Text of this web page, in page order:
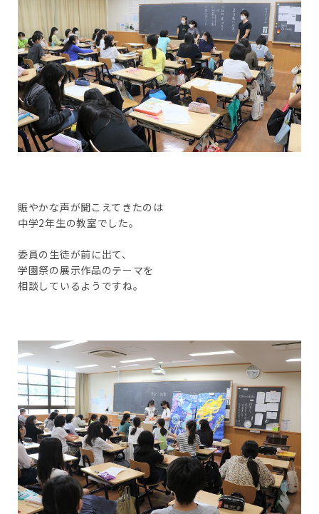
賑やかな声が聞こえてきたのは
中学2年生の教室でした。
委員の生徒が前に出て、
学園祭の展示作品のテーマを
相談しているようですね。